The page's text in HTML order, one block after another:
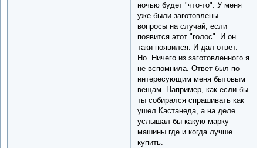
ночью будет "что-то". У меня
уже были заготовлены
вопросы на случай, если
появится этот "голос". И он
таки появился. И дал ответ.
Но. Ничего из заготовленного я
не вспомнила. Ответ был по
интересующим меня бытовым
вещам. Например, как если бы
ты собирался спрашивать как
ушел Кастанеда, а на деле
услышал бы какую марку
машины где и когда лучше
купить.